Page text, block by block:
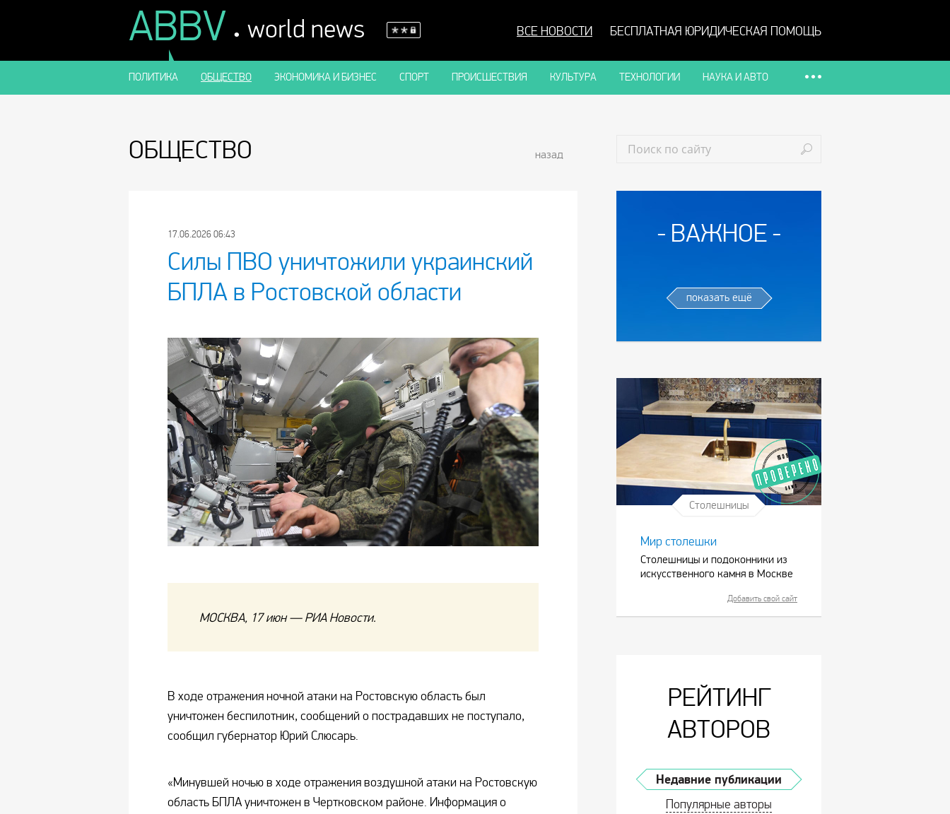
ABBV . world news ВСЕ НОВОСТИ БЕСПЛАТНАЯ ЮРИДИЧЕСКАЯ ПОМОЩЬ
ПОЛИТИКА ОБЩЕСТВО ЭКОНОМИКА И БИЗНЕС СПОРТ ПРОИСШЕСТВИЯ КУЛЬТУРА ТЕХНОЛОГИИ НАУКА И АВТО
ВАЖНОЕ
показать ещё
Столешницы
Мир столешки
Столешницы и подоконники из
искусственного камня в Москве
Добавить свой сайт
РЕЙТИНГ
АВТОРОВ
Недавние публикации
Популярные авторы
ОБЩЕСТВО назад
17.06.2026 06:43
Силы ПВО уничтожили украинский
БПЛА в Ростовской области
МОСКВА, 17 июн — РИА Новости.
В ходе отражения ночной атаки на Ростовскую область был
уничтожен беспилотник, сообщений о пострадавших не поступало,
сообщил губернатор Юрий Слюсарь.
«Минувшей ночью в ходе отражения воздушной атаки на Ростовскую
область БПЛА уничтожен в Чертковском районе. Информация о